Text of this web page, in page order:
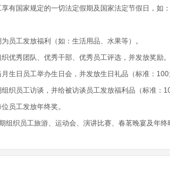
有国家规定的一切法定假期及国家法定节假日，如
员工发放福利（如：生活用品、水果等）。
优秀团队、优秀干部、优秀员工评选，并发放奖励。
生日员工举办生日会，并发放生日礼品（标准：100
织员工访谈，并给被访谈员工发放福利品（标准：
员工发放年终奖。
组织员工旅游、运动会、演讲比赛、春茗晚宴及年终